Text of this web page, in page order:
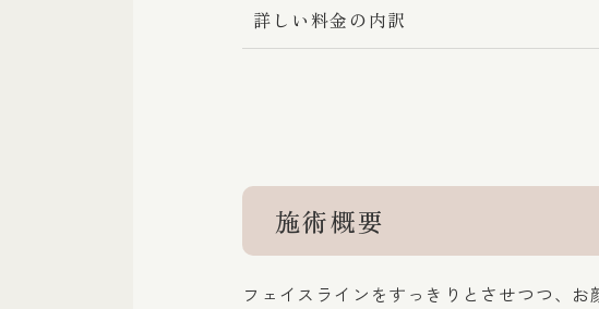
詳しい料金の内訳
施術概要
フェイスラインをすっきりとさせつつ、